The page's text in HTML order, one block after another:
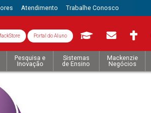
Atendimento Trabalhe Conosco
Portal do Aluno
Pesquisa e
Inovação
Sistemas
de Ensino
Mackenzie
Negócios